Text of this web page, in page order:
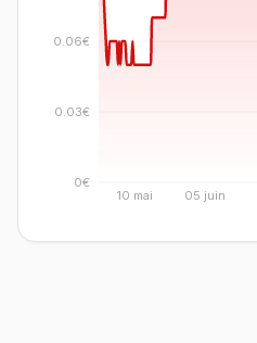
10 mai 05 juin
0€
0.03€
0.06€